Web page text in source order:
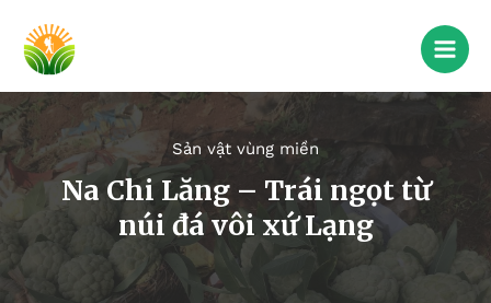
Sản vật vùng miền
Na Chi Lăng – Trái ngọt từ
núi đá vôi xứ Lạng